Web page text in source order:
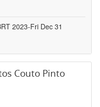
2023-Fri Dec 31
Couto Pinto